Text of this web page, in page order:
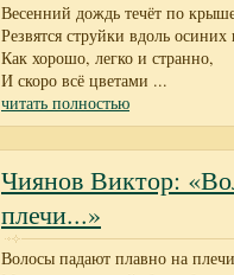
Весенний дождь течёт по
Резвятся струйки вдоль осиних
Как хорошо, легко и странно,
И скоро всё цветами ...
читать полностью
Чиянов Виктор:
плечи...»
Волосы падают плавно на